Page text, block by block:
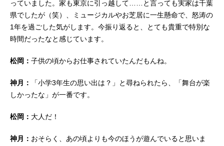
っていました。家も東京に引っ越して……と言っても実家は千葉
県でしたが（笑）、ミュージカルやお芝居に一生懸命で、怒涛の
1年を過ごした気がします。今振り返ると、とても貴重で特別な
時間だったなと感じています。
松岡： 子供の頃からお仕事されていたんだもんね。
神月：
「小学3年生の思い出は？」と尋ねられたら、「舞台が楽
しかったな」が一番です。
松岡： 大人だ！
神月： おそらく、あの頃よりも今のほうが遊んでいると思いま